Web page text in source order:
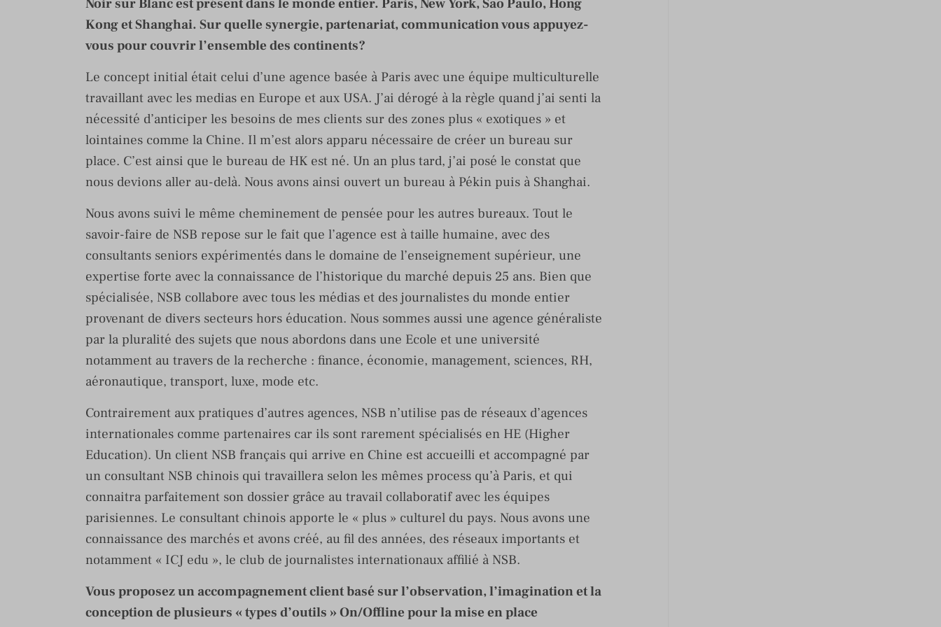
Noir sur Blanc est présent dans le monde entier. Paris, New York, Sao Paulo, Hong
Kong et Shanghai. Sur quelle synergie, partenariat, communication vous appuyez-
vous pour couvrir l’ensemble des continents?
Le concept initial était celui d’une agence basée à Paris avec une équipe multiculturelle
travaillant avec les medias en Europe et aux USA. J’ai dérogé à la règle quand j’ai senti la
nécessité d’anticiper les besoins de mes clients sur des zones plus « exotiques » et
lointaines comme la Chine. Il m’est alors apparu nécessaire de créer un bureau sur
place. C’est ainsi que le bureau de HK est né. Un an plus tard, j’ai posé le constat que
nous devions aller au-delà. Nous avons ainsi ouvert un bureau à Pékin puis à Shanghai.
Nous avons suivi le même cheminement de pensée pour les autres bureaux. Tout le
savoir-faire de NSB repose sur le fait que l’agence est à taille humaine, avec des
consultants seniors expérimentés dans le domaine de l’enseignement supérieur, une
expertise forte avec la connaissance de l’historique du marché depuis 25 ans. Bien que
spécialisée, NSB collabore avec tous les médias et des journalistes du monde entier
provenant de divers secteurs hors éducation. Nous sommes aussi une agence généraliste
par la pluralité des sujets que nous abordons dans une Ecole et une université
notamment au travers de la recherche : finance, économie, management, sciences, RH,
aéronautique, transport, luxe, mode etc.
Contrairement aux pratiques d’autres agences, NSB n’utilise pas de réseaux d’agences
internationales comme partenaires car ils sont rarement spécialisés en HE (Higher
Education). Un client NSB français qui arrive en Chine est accueilli et accompagné par
un consultant NSB chinois qui travaillera selon les mêmes process qu’à Paris, et qui
connaitra parfaitement son dossier grâce au travail collaboratif avec les équipes
parisiennes. Le consultant chinois apporte le « plus » culturel du pays. Nous avons une
connaissance des marchés et avons créé, au fil des années, des réseaux importants et
notamment « ICJ edu », le club de journalistes internationaux affilié à NSB.
Vous proposez un accompagnement client basé sur l’observation, l’imagination et la
conception de plusieurs « types d’outils » On/Offline pour la mise en place